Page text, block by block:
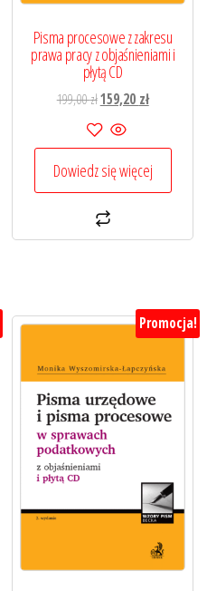
Pisma procesowe z zakresu
prawa pracy z objaśnieniami i
płytą CD
199,00złPierwotna
cena
wynosiła:
199,00 zł.
159,20 złAktualna
159,20 zł.
Dowiedz się więcej
Promocja!